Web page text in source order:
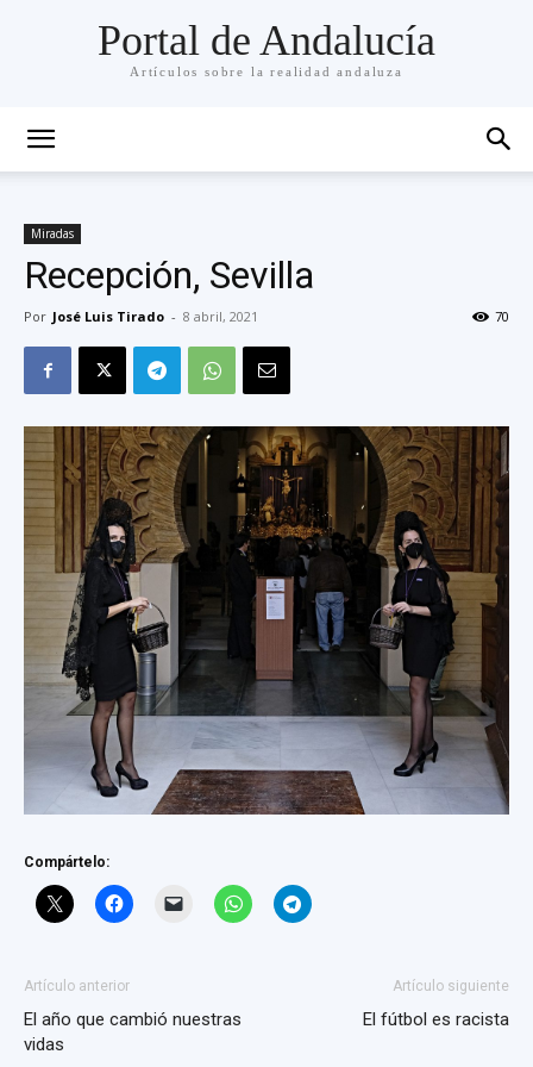
Portal de Andalucía
Artículos sobre la realidad andaluza
Miradas
Recepción, Sevilla
Por José Luis Tirado - 8 abril, 2021 70
Compártelo:
Artículo anterior
El año que cambió nuestras
vidas
Artículo siguiente
El fútbol es racista